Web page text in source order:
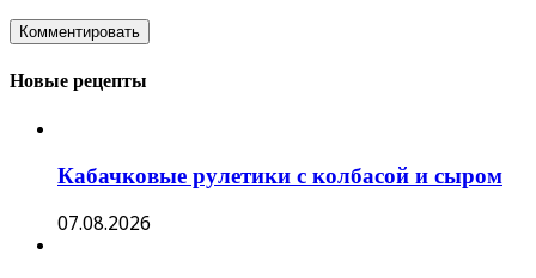
Новые рецепты
Кабачковые рулетики с колбасой и сыром
07.08.2026